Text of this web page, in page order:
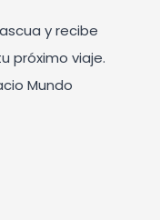
y recibe
próximo viaje.
Mundo